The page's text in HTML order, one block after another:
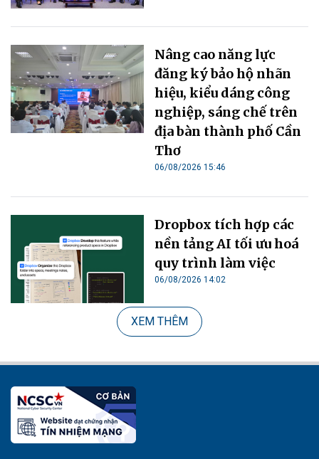
Nâng cao năng lực
đăng ký bảo hộ nhãn
hiệu, kiểu dáng công
nghiệp, sáng chế trên
địa bàn thành phố Cần
Thơ
06/08/2026 15:46
Dropbox tích hợp các
nền tảng AI tối ưu hoá
quy trình làm việc
06/08/2026 14:02
XEM THÊM